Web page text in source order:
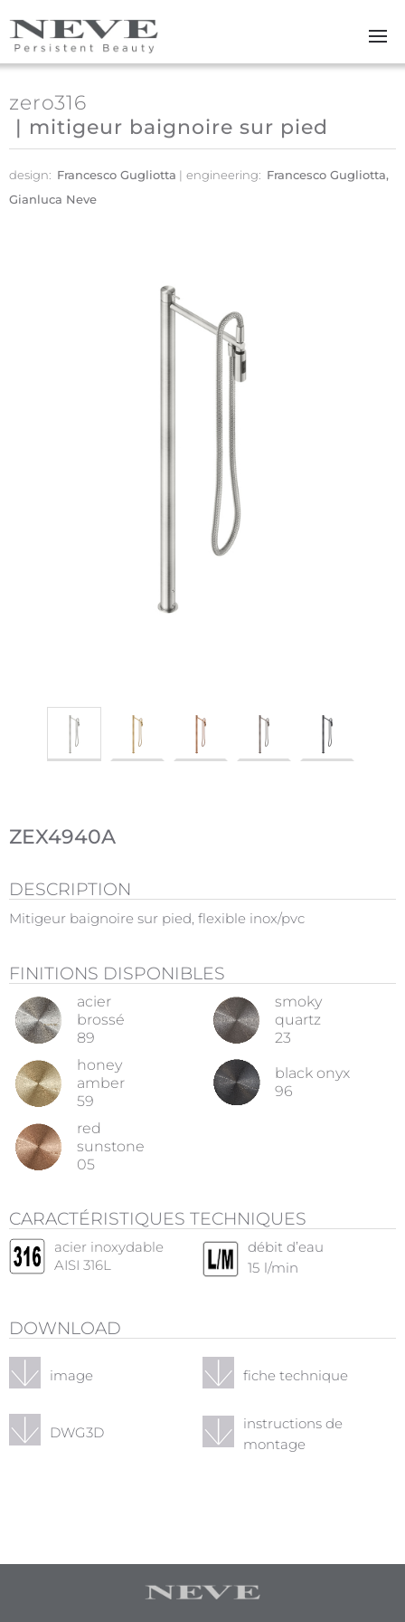
Skip to main content
zero316
| mitigeur baignoire sur pied
design: Francesco Gugliotta engineering: Francesco Gugliotta,
Gianluca Neve
ZEX4940A
DESCRIPTION
Mitigeur baignoire sur pied, flexible inox/pvc
FINITIONS DISPONIBLES
acier
brossé
89
smoky
quartz
23
honey
amber
59
black onyx
96
red
sunstone
05
CARACTÉRISTIQUES TECHNIQUES
acier inoxydable
AISI 316L
débit d’eau
15 l/min
DOWNLOAD
image fiche technique
DWG3D
instructions de
montage